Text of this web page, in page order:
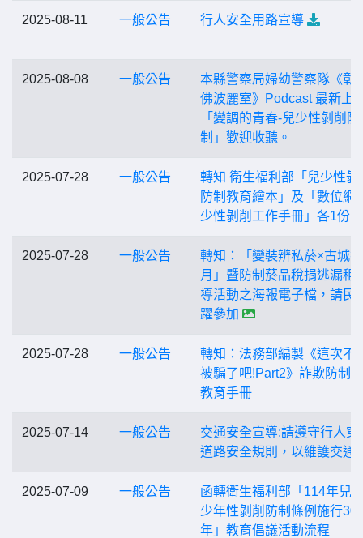
2025-08-11 一般公告 行人安全用路宣導
2025-08-08 一般公告
本縣警察局婦幼警察隊《彰
佛波麗室》Podcast 最新上
「變調的青春-兒少性剝削防
制」歡迎收聽。
2025-07-28 一般公告
轉知 衛生福利部「兒少性剝
防制教育繪本」及「數位網
少性剝削工作手冊」各1份
2025-07-28 一般公告
轉知：「變裝辨私菸×古城
月」暨防制菸品稅捐逃漏租
導活動之海報電子檔，請民
躍參加
2025-07-28 一般公告
轉知：法務部編製《這次不
被騙了吧!Part2》詐欺防制
教育手冊
2025-07-14 一般公告
交通安全宣導:請遵守行人穿
道路安全規則，以維護交通
2025-07-09 一般公告
函轉衛生福利部「114年兒
少年性剝削防制條例施行30
年」教育倡議活動流程